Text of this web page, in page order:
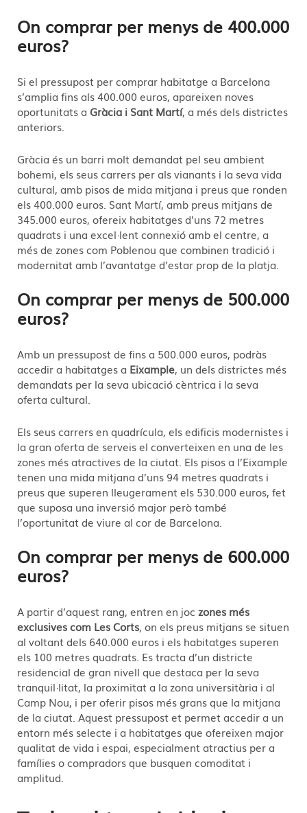
On comprar per menys de 400.000
euros?
Si el pressupost per comprar habitatge a Barcelona
s’amplia fins als 400.000 euros, apareixen noves
oportunitats a Gràcia i Sant Martí, a més dels districtes
anteriors.
Gràcia és un barri molt demandat pel seu ambient
bohemi, els seus carrers per als vianants i la seva vida
cultural, amb pisos de mida mitjana i preus que ronden
els 400.000 euros. Sant Martí, amb preus mitjans de
345.000 euros, ofereix habitatges d’uns 72 metres
quadrats i una excel·lent connexió amb el centre, a
més de zones com Poblenou que combinen tradició i
modernitat amb l’avantatge d’estar prop de la platja.
On comprar per menys de 500.000
euros?
Amb un pressupost de fins a 500.000 euros, podràs
accedir a habitatges a Eixample, un dels districtes més
demandats per la seva ubicació cèntrica i la seva
oferta cultural.
Els seus carrers en quadrícula, els edificis modernistes i
la gran oferta de serveis el converteixen en una de les
zones més atractives de la ciutat. Els pisos a l’Eixample
tenen una mida mitjana d’uns 94 metres quadrats i
preus que superen lleugerament els 530.000 euros, fet
que suposa una inversió major però també
l’oportunitat de viure al cor de Barcelona.
On comprar per menys de 600.000
euros?
A partir d’aquest rang, entren en joc zones més
exclusives com Les Corts, on els preus mitjans se situen
al voltant dels 640.000 euros i els habitatges superen
els 100 metres quadrats. Es tracta d’un districte
residencial de gran nivell que destaca per la seva
tranquil·litat, la proximitat a la zona universitària i al
Camp Nou, i per oferir pisos més grans que la mitjana
de la ciutat. Aquest pressupost et permet accedir a un
entorn més selecte i a habitatges que ofereixen major
qualitat de vida i espai, especialment atractius per a
famílies o compradors que busquen comoditat i
amplitud.